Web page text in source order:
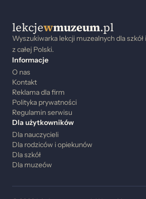
lekcjewmuzeum.pl
Wyszukiwarka lekcji muzealnych dla szkół
z całej Polski.
Informacje
O nas
Kontakt
Reklama dla firm
Polityka prywatności
Regulamin serwisu
Dla użytkowników
Dla nauczycieli
Dla rodziców i opiekunów
Dla szkół
Dla muzeów